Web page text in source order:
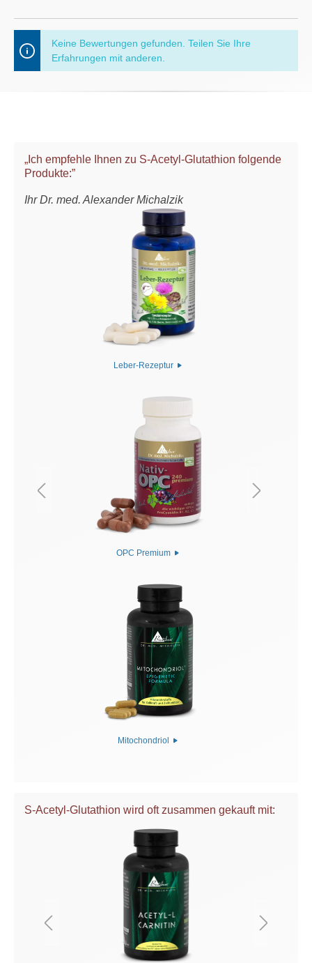
Keine Bewertungen gefunden. Teilen Sie Ihre
Erfahrungen mit anderen.
„Ich empfehle Ihnen zu S-Acetyl-Glutathion folgende
Produkte:”
Ihr Dr. med. Alexander Michalzik
Leber-Rezeptur
OPC Premium
Mitochondriol
S-Acetyl-Glutathion wird oft zusammen gekauft mit: